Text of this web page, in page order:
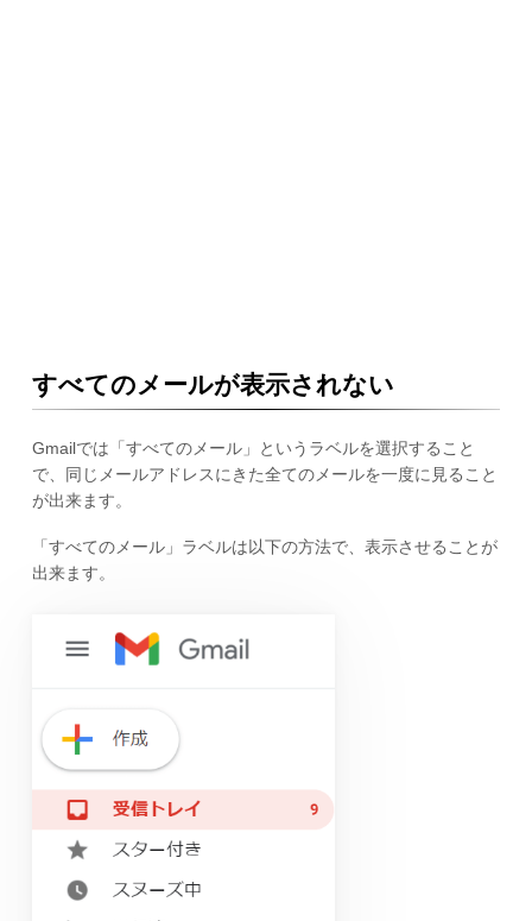
すべてのメールが表示されない
Gmailでは「すべてのメール」というラベルを選択すること
で、同じメールアドレスにきた全てのメールを一度に見ること
が出来ます。
「すべてのメール」ラベルは以下の方法で、表示させることが
出来ます。